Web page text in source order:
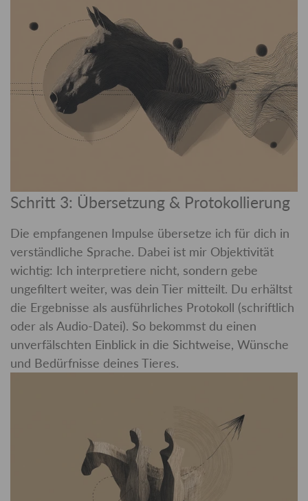
Schritt 3: Übersetzung & Protokollierung
Die empfangenen Impulse übersetze ich für dich in
verständliche Sprache. Dabei ist mir Objektivität
wichtig: Ich interpretiere nicht, sondern gebe
ungefiltert weiter, was dein Tier mitteilt. Du erhältst
die Ergebnisse als ausführliches Protokoll (schriftlich
oder als Audio-Datei). So bekommst du einen
unverfälschten Einblick in die Sichtweise, Wünsche
und Bedürfnisse deines Tieres.